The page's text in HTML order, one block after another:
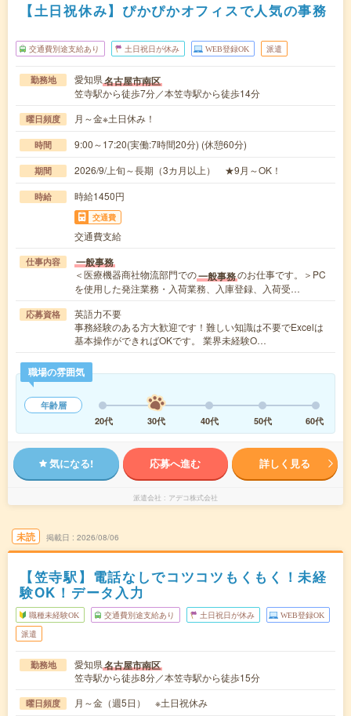
【土日祝休み】ぴかぴかオフィスで人気の事務
交通費別途支給あり 土日祝日が休み WEB登録OK 派遣
勤務地 愛知県名古屋市南区
笠寺駅から徒歩7分／本笠寺駅から徒歩14分
曜日頻度 月～金※土日休み！
時間 9:00～17:20(実働:7時間20分) (休憩60分)
期間 2026/9/上旬～長期（3カ月以上） ★9月～OK！
時給 時給1450円
交通費
交通費支給
仕事内容 一般事務
＜医療機器商社物流部門での一般事務のお仕事です。＞PC
を使用した発注業務・入荷業務、入庫登録、入荷受…
応募資格
英語力不要
事務経験のある方大歓迎です！難しい知識は不要でExcelは
基本操作ができればOKです。 業界未経験O…
職場の雰囲気
年齢層
20代
30代 40代 50代 60代
気になる! 応募へ進む 詳しく見る
派遣会社 アデコ株式会社
未読 掲載日 2026/08/06
【笠寺駅】電話なしでコツコツもくもく！未経
験OK！データ入力
職種未経験OK 交通費別途支給あり 土日祝日が休み WEB登録OK
派遣
勤務地 愛知県名古屋市南区
笠寺駅から徒歩8分／本笠寺駅から徒歩15分
曜日頻度 月～金（週5日） ※土日祝休み